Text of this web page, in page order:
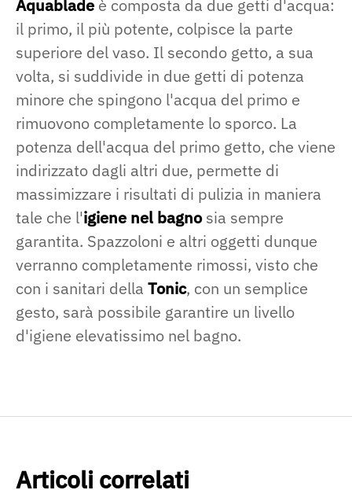
Aquablade è composta da due getti d'acqua:
il primo, il più potente, colpisce la parte
superiore del vaso. Il secondo getto, a sua
volta, si suddivide in due getti di potenza
minore che spingono l'acqua del primo e
rimuovono completamente lo sporco. La
potenza dell'acqua del primo getto, che viene
indirizzato dagli altri due, permette di
massimizzare i risultati di pulizia in maniera
tale che l'igiene nel bagnosia sempre
garantita. Spazzoloni e altri oggetti dunque
verranno completamente rimossi, visto che
con i sanitari della Tonic, con un semplice
gesto, sarà possibile garantire un livello
d'igiene elevatissimo nel bagno.
Articoli correlati